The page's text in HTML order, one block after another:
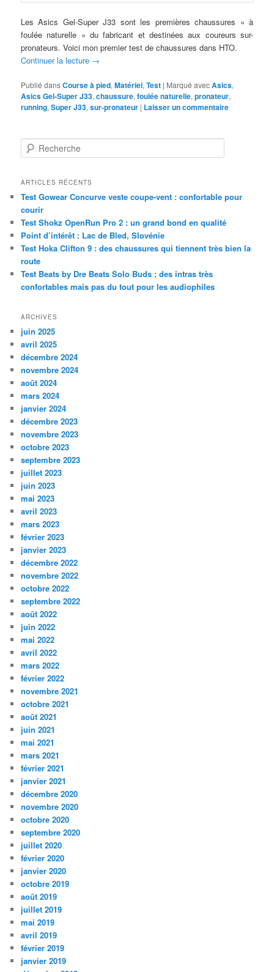
Les Asics Gel-Super J33 sont les premières chaussures « à
foulée naturelle » du fabricant et destinées aux coureurs sur-
pronateurs. Voici mon premier test de chaussures dans HTO.
Continuer la lecture →
Publié dansCourse à pied,Matériel,Test | Marqué avecAsics,
Asics Gel-Super J33,chaussure,foulée naturelle,pronateur,
running,Super J33,sur-pronateur | Laisser un commentaire
e
h
r
c
h
e
ARTICLES RÉCENTS
Test Gowear Concurve veste coupe-vent : confortable pour
courir
Test Shokz OpenRun Pro 2 : un grand bond en qualité
Point d’intérêt : Lac de Bled, Slovénie
Test Hoka Clifton 9 : des chaussures qui tiennent très bien la
route
Test Beats by Dre Beats Solo Buds : des intras très
confortables mais pas du tout pour les audiophiles
ARCHIVES
juin 2025
avril 2025
décembre 2024
novembre 2024
août 2024
mars 2024
janvier 2024
décembre 2023
novembre 2023
octobre 2023
septembre 2023
juillet 2023
juin 2023
mai 2023
avril 2023
mars 2023
février 2023
janvier 2023
décembre 2022
novembre 2022
octobre 2022
septembre 2022
août 2022
juin 2022
mai 2022
avril 2022
mars 2022
février 2022
novembre 2021
octobre 2021
août 2021
juin 2021
mai 2021
mars 2021
février 2021
janvier 2021
décembre 2020
novembre 2020
octobre 2020
septembre 2020
juillet 2020
février 2020
janvier 2020
octobre 2019
août 2019
juillet 2019
mai 2019
avril 2019
février 2019
janvier 2019